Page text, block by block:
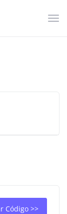
Código >>